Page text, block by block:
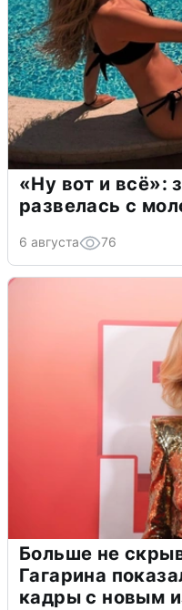
«Ну вот и всё»:
развелась с
6 августа 76
Больше не
Гагарина
кадры с новым